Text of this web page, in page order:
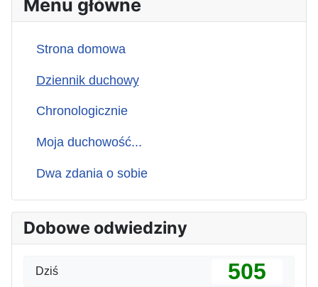
Menu główne
Strona domowa
Dziennik duchowy
Chronologicznie
Moja duchowość...
Dwa zdania o sobie
Dobowe odwiedziny
Dziś 505